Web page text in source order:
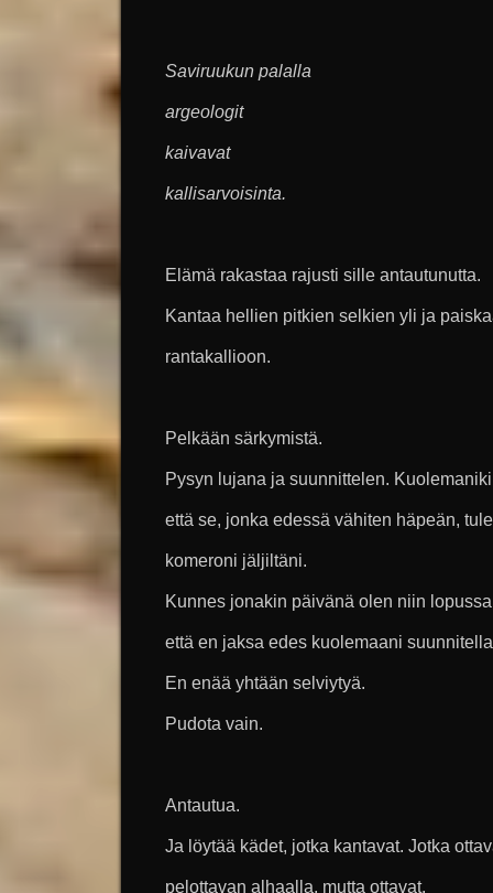
Saviruukun palalla
argeologit
kaivavat
kallisarvoisinta.
Elämä rakastaa rajusti sille antautunutta.
Kantaa hellien pitkien selkien yli ja
rantakallioon.
Pelkään särkymistä.
Pysyn lujana ja suunnittelen.
että se, jonka edessä vähiten häpeän,
komeroni jäljiltäni.
Kunnes jonakin päivänä olen niin
että en jaksa edes kuolemaani
En enää yhtään selviytyä.
Pudota vain.
Antautua.
Ja löytää kädet, jotka kantavat. Jotka
pelottavan alhaalla, mutta ottavat.